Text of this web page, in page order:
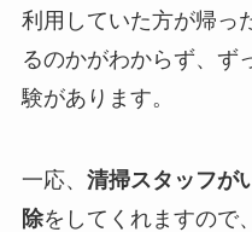
利用していた方が帰っ
るのかがわからず、ず
験があります。
一応、 清掃スタッフが
除をしてくれますので